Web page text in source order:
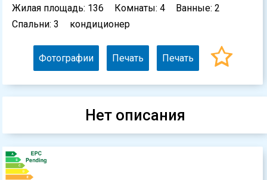
Жилая площадь: 136 Комнаты: 4
Ванные: 2
Спальни: 3
кондиционер
Фотографии Печать Печать
Нет описания